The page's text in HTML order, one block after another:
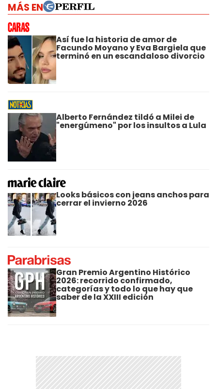
MÁS EN
Así fue la historia de amor de
Facundo Moyano y Eva Bargiela que
terminó en un escandaloso divorcio
Alberto Fernández tildó a Milei de
"energúmeno" por los insultos a Lula
Looks básicos con jeans anchos para
cerrar el invierno 2026
Gran Premio Argentino Histórico
2026: recorrido confirmado,
categorías y todo lo que hay que
saber de la XXIII edición